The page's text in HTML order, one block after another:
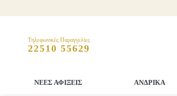
Τηλεφωνικές Παραγγελίες
22510 55629
ΝΕΕΣ ΑΦΙΞΕΙΣ ΑΝΔΡΙΚΑ